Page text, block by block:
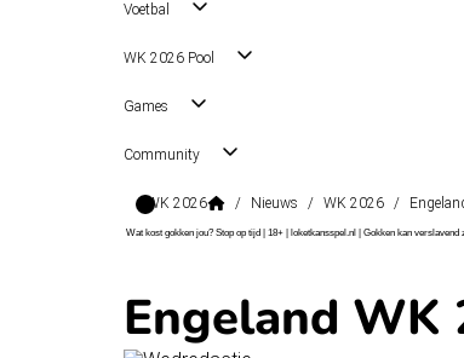
Voetbal
WK 2026 Pool
Games
Community
WK 2026 / Nieuws / WK 2026 /
Wat kost gokken jou? Stop op tijd | 18+ | loketkansspel.nl | Gokken kan
Engeland